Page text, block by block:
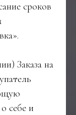
сроков
Заказа на
себе и